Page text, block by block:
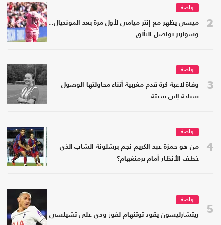
2
رياضة
ميسي يظهر مع إنتر ميامي لأول مرة بعد المونديال..
وسواريز يواصل التألق
3
رياضة
وفاة لاعبة كرة قدم مغربية أثناء محاولتها الوصول
سباحة إلى سبتة
4
رياضة
من هو حمزة عبد الكريم نجم برشلونة الشاب الذي
خطف الأنظار أمام برمنغهام؟
5
رياضة
ريتشارليسون يقود توتنهام لفوز ودي على تشيلسي